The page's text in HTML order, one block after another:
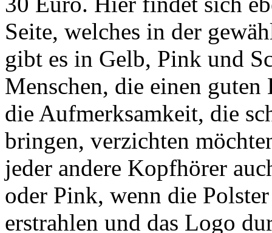
Seite, welches in der
gibt es in Gelb, Pink und
Menschen, die einen
die Aufmerksamkeit, die
bringen, verzichten
jeder andere Kopfhörer
oder Pink, wenn die
erstrahlen und das Logo